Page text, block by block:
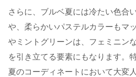
さらに、ブルベ夏には冷たい色合
や、柔らかいパステルカラーもマ
やミントグリーンは、フェミニン
を引き立てる要素にもなります。
夏のコーディネートにおいて大変